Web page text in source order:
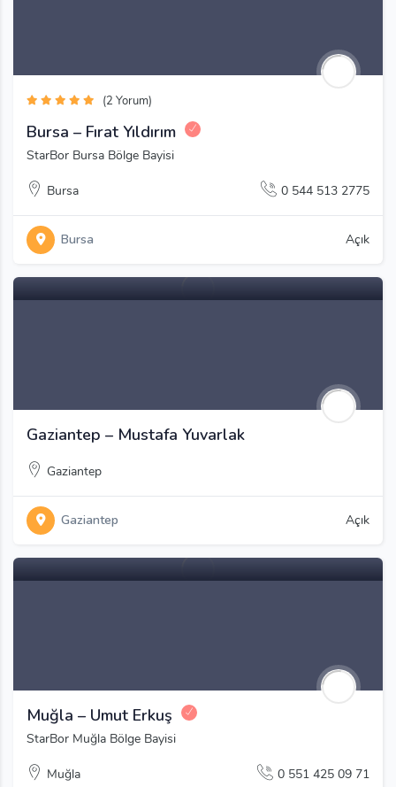
(2 Yorum)
Bursa – Fırat Yıldırım
StarBor Bursa Bölge Bayisi
Bursa 0 544 513 2775
Bursa Açık
Gaziantep – Mustafa Yuvarlak
Gaziantep
Gaziantep Açık
Muğla – Umut Erkuş
StarBor Muğla Bölge Bayisi
Muğla 0 551 425 09 71